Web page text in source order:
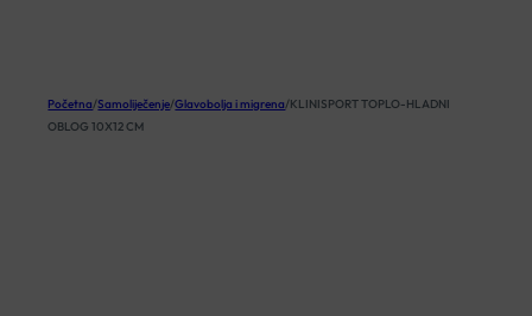
Početna/Samoliječenje/Glavobolja i migrena/KLINISPORT TOPLO-HLADNI
OBLOG 10X12 CM